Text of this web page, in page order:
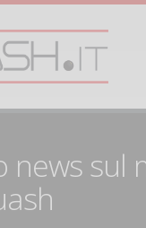
news sul